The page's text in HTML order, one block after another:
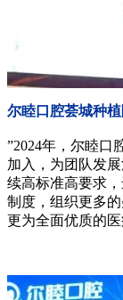
尔睦口腔荟城种植
”2024年，尔睦口
加入，为团队发
续高标准高要求
制度，组织更多
更为全面优质的